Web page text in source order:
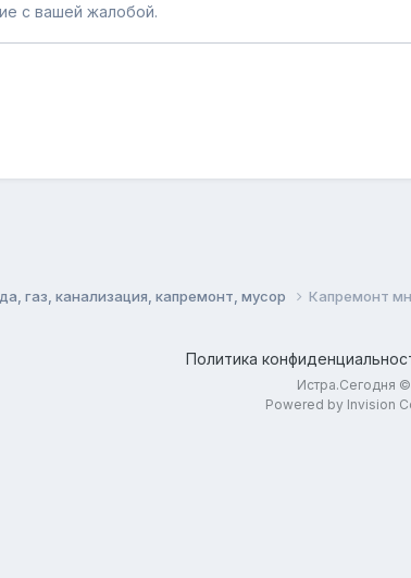
с вашей жалобой.
газ, канализация, капремонт, мусор Капремонт
Политика
Истра.Сегодня ©
Powered by Invision